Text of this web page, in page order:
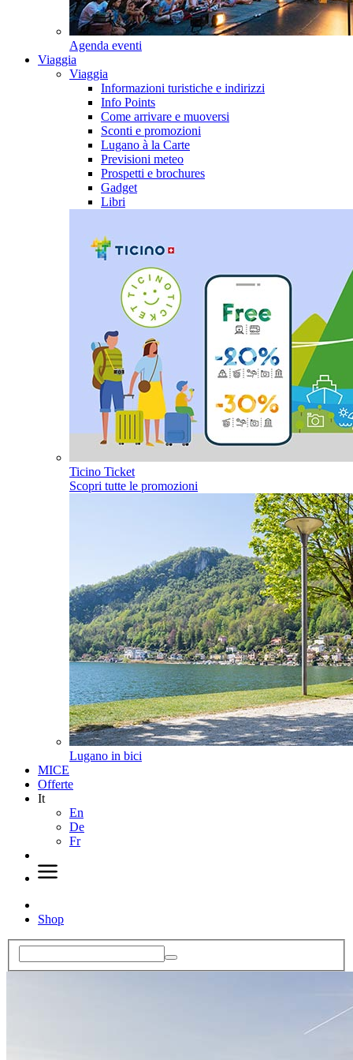
Agenda eventi
Viaggia
Viaggia
Informazioni turistiche e indirizzi
Info Points
Come arrivare e muoversi
Sconti e promozioni
Lugano à la Carte
Previsioni meteo
Prospetti e brochures
Gadget
Libri
Ticino Ticket
Scopri tutte le promozioni
Lugano in bici
MICE
Offerte
It
En
De
Fr
Shop